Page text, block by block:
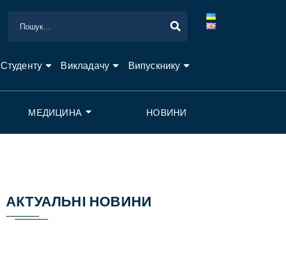
Студенту Викладачу Випускнику
МЕДИЦИНА НОВИНИ
АКТУАЛЬНІ НОВИНИ